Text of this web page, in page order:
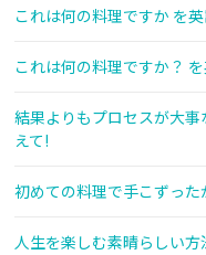
これは何の料理ですか を
これは何の料理ですか？
結果よりもプロセスが大
えて!
初めての料理で手こずっ
人生を楽しむ素晴らしい